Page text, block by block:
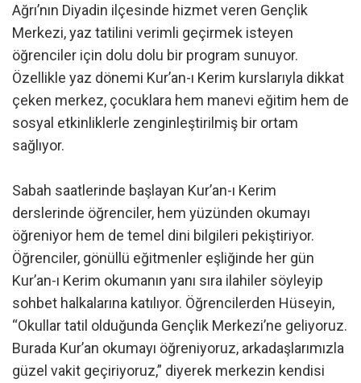
Ağrı’nın Diyadin ilçesinde hizmet veren Gençlik
Merkezi, yaz tatilini verimli geçirmek isteyen
öğrenciler için dolu dolu bir program sunuyor.
Özellikle yaz dönemi Kur’an-ı Kerim kurslarıyla dikkat
çeken merkez, çocuklara hem manevi eğitim hem de
sosyal etkinliklerle zenginleştirilmiş bir ortam
sağlıyor.
Sabah saatlerinde başlayan Kur’an-ı Kerim
derslerinde öğrenciler, hem yüzünden okumayı
öğreniyor hem de temel dini bilgileri pekiştiriyor.
Öğrenciler, gönüllü eğitmenler eşliğinde her gün
Kur’an-ı Kerim okumanın yanı sıra ilahiler söyleyip
sohbet halkalarına katılıyor. Öğrencilerden Hüseyin,
“Okullar tatil olduğunda Gençlik Merkezi’ne geliyoruz.
Burada Kur’an okumayı öğreniyoruz, arkadaşlarımızla
güzel vakit geçiriyoruz,” diyerek merkezin kendisi